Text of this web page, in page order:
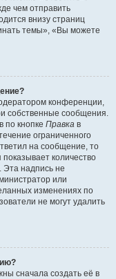
чем отправить
внизу страниц
темы», «Вы можете
конференции,
собственные сообщения.
по кнопке Правка в
ограниченного
на сообщение, то
количество
Эта надпись не
или
изменениях по
не могут удалить
сначала создать её в